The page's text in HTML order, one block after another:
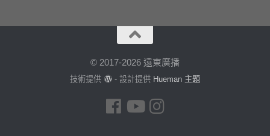
© 2017-2026 遠東廣播
技術提供 - 設計提供 Hueman 主題